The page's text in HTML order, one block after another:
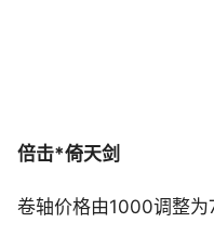
倍击*倚天剑
卷轴价格由1000调整